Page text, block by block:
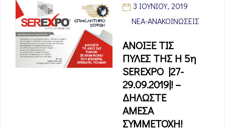
3 ΙΟΥΝΊΟΥ, 2019
ΝΈΑ-ΑΝΑΚΟΙΝΏΣΕΙΣ
ΑΝΟΙΞΕ ΤΙΣ
ΠΥΛΕΣ ΤΗΣ Η 5η
SEREXPO |27-
29.09.2019|! –
ΔΗΛΩΣΤΕ
ΑΜΕΣΑ
ΣΥΜΜΕΤΟΧΗ!